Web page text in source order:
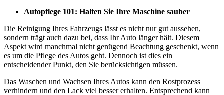
Autopflege 101: Halten Sie Ihre Maschine sauber
Die Reinigung Ihres Fahrzeugs lässt es nicht nur gut aussehen,
sondern trägt auch dazu bei, dass Ihr Auto länger hält. Diesem
Aspekt wird manchmal nicht genügend Beachtung geschenkt, wenn
es um die Pflege des Autos geht. Dennoch ist dies ein
entscheidender Punkt, den Sie berücksichtigen müssen.
Das Waschen und Wachsen Ihres Autos kann den Rostprozess
verhindern und den Lack viel besser erhalten. Entsprechend kann